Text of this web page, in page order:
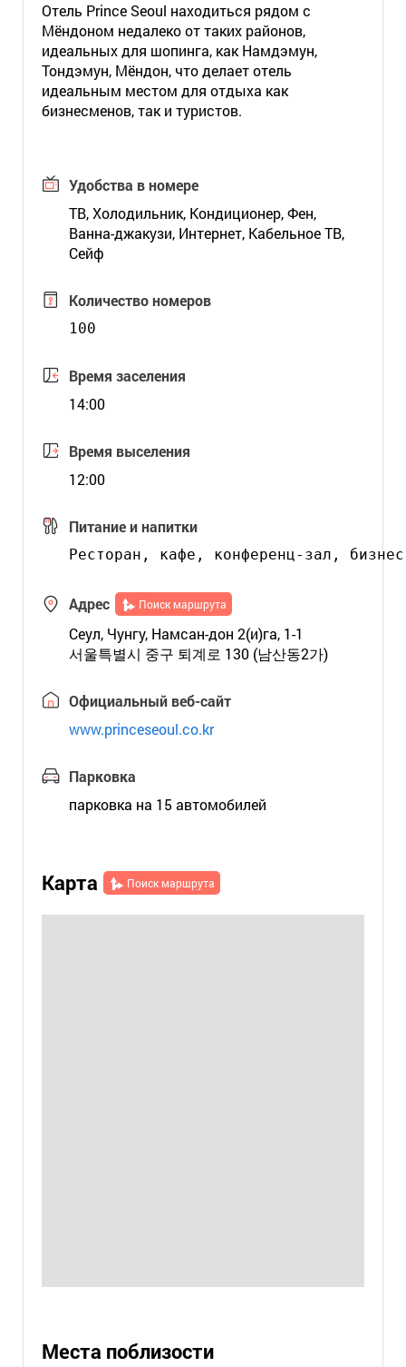
Отель Prince Seoul находиться рядом с
Мёндоном недалеко от таких районов,
идеальных для шопинга, как Намдэмун,
Тондэмун, Мёндон, что делает отель
идеальным местом для отдыха как
бизнесменов, так и туристов.
Удобства в номере
ТВ, Холодильник, Кондиционер, Фен,
Ванна-джакузи, Интернет, Кабельное ТВ,
Сейф
Количество номеров
100
Время заселения
14:00
Время выселения
12:00
Питание и напитки
Адрес Поиск маршрута
Сеул, Чунгу, Намсан-дон 2(и)га, 1-1
서울특별시 중구 퇴계로 130 (남산동2가)
Официальный веб-сайт
www.princeseoul.co.kr
Парковка
парковка на 15 автомобилей
Карта Поиск маршрута
Места поблизости